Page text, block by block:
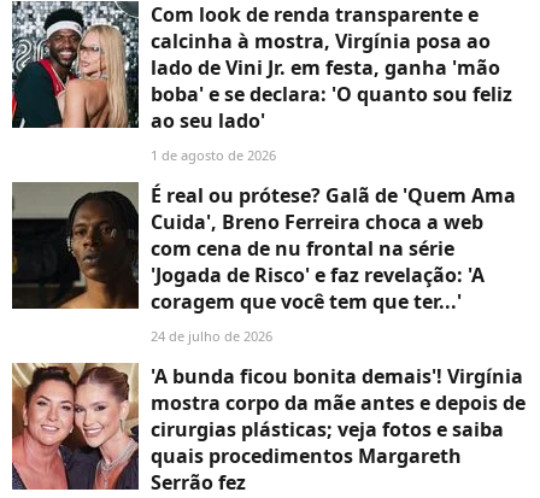
Com look de renda transparente e
calcinha à mostra, Virgínia posa ao
lado de Vini Jr. em festa, ganha 'mão
boba' e se declara: 'O quanto sou feliz
ao seu lado'
1 de agosto de 2026
É real ou prótese? Galã de 'Quem Ama
Cuida', Breno Ferreira choca a web
com cena de nu frontal na série
'Jogada de Risco' e faz revelação: 'A
coragem que você tem que ter...'
24 de julho de 2026
'A bunda ficou bonita demais'! Virgínia
mostra corpo da mãe antes e depois de
cirurgias plásticas; veja fotos e saiba
quais procedimentos Margareth
Serrão fez